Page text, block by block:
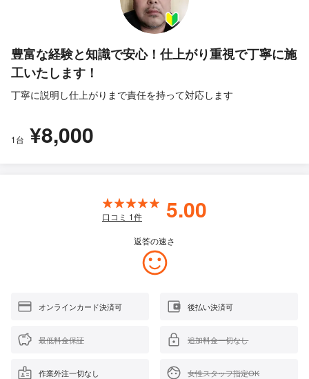
豊富な経験と知識で安心！仕上がり重視で丁寧に施
工いたします！
丁寧に説明し仕上がりまで責任を持って対応します
1台 ¥8,000
口コミ 1件 5.00
返答の速さ
オンラインカード決済可 後払い決済可
最低料金保証 追加料金一切なし
作業外注一切なし 女性スタッフ指定OK